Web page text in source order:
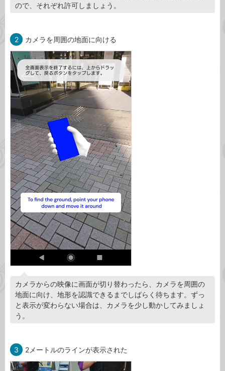
ので、それぞれ許可しましょう。
2 カメラを周囲の地面に向ける
カメラからの映像に画面が切り替わったら、カメラを周囲の
地面に向け、地形を認識できるまでしばらく待ちます。ずっ
と表示が変わらない場合は、カメラを少し動かしてみましょ
う。
3 2メートルのラインが表示された